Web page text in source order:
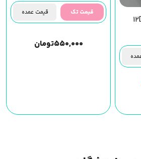
پالت مژه دونه ای (ّ12D mix)
قیمت تک قیمت عمده
۵۵۰,۰۰۰تومان